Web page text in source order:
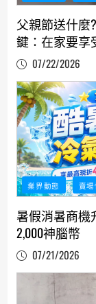
父親節送什麼
鍵：在家要享
07/22/2026
業界動態 賣
暑假消暑商機升
2,000神腦幣
07/21/2026